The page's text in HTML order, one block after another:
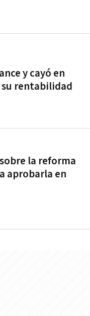
y cayó en
su rentabilidad
la reforma
aprobarla en